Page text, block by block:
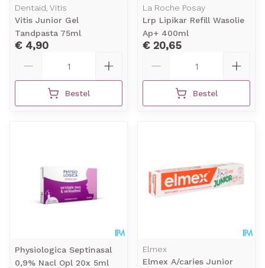
Dentaid, Vitis
Vitis Junior Gel
Tandpasta 75ml
€ 4,90
Bestel
La Roche Posay
Lrp Lipikar Refill Wasolie
Ap+ 400ml
€ 20,65
Bestel
Physiologica Septinasal
0,9% Nacl Opl 20x 5ml
Elmex
Elmex A/caries Junior